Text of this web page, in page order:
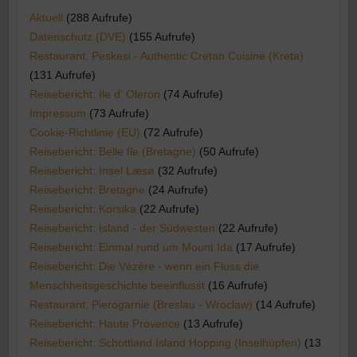
Aktuell (288 Aufrufe)
Datenschutz (DVE) (155 Aufrufe)
Restaurant: Peskesi - Authentic Cretan Cuisine (Kreta)
(131 Aufrufe)
Reisebericht: Ile d' Oleron (74 Aufrufe)
Impressum (73 Aufrufe)
Cookie-Richtlinie (EU) (72 Aufrufe)
Reisebericht: Belle Ile (Bretagne) (50 Aufrufe)
Reisebericht: Insel Læsø (32 Aufrufe)
Reisebericht: Bretagne (24 Aufrufe)
Reisebericht: Korsika (22 Aufrufe)
Reisebericht: Island - der Südwesten (22 Aufrufe)
Reisebericht: Einmal rund um Mount Ida (17 Aufrufe)
Reisebericht: Die Vézère - wenn ein Fluss die
Menschheitsgeschichte beeinflusst (16 Aufrufe)
Restaurant: Pierogarnie (Breslau - Wroclaw) (14 Aufrufe)
Reisebericht: Haute Provence (13 Aufrufe)
Reisebericht: Schottland Island Hopping (Inselhüpfen) (13